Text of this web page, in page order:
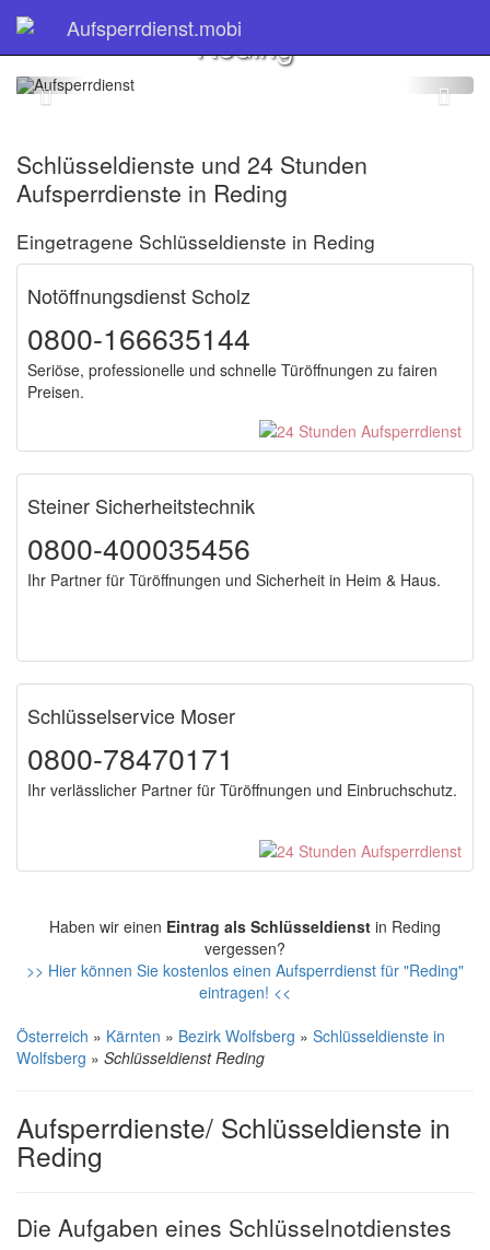
Aufsperrdienst.mobi
Schlüsseldienst
Reding
Schlüsseldienste und 24 Stunden
Aufsperrdienste in Reding
Eingetragene Schlüsseldienste in Reding
Notöffnungsdienst Scholz
0800-166635144
Seriöse, professionelle und schnelle Türöffnungen zu fairen
Preisen.
Steiner Sicherheitstechnik
0800-400035456
Ihr Partner für Türöffnungen und Sicherheit in Heim & Haus.
Schlüsselservice Moser
0800-78470171
Ihr verlässlicher Partner für Türöffnungen und Einbruchschutz.
Haben wir einen Eintrag als Schlüsseldienst in Reding
vergessen?
>> Hier können Sie kostenlos einen Aufsperrdienst für "Reding"
eintragen! <<
Österreich » Kärnten » Bezirk Wolfsberg » Schlüsseldienste in
Wolfsberg » Schlüsseldienst Reding
Aufsperrdienste/ Schlüsseldienste in
Reding
Die Aufgaben eines Schlüsselnotdienstes